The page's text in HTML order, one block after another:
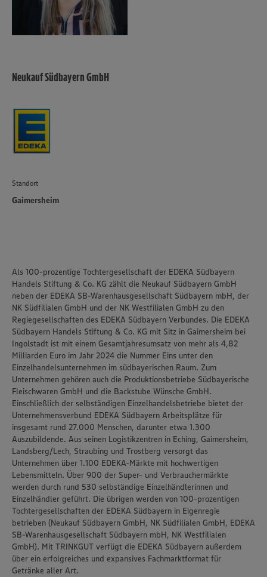
Neukauf Südbayern GmbH
Standort
Gaimersheim
Als 100-prozentige Tochtergesellschaft der EDEKA Südbayern
Handels Stiftung & Co. KG zählt die Neukauf Südbayern GmbH
neben der EDEKA SB-Warenhausgesellschaft Südbayern mbH, der
NK Südfilialen GmbH und der NK Westfilialen GmbH zu den
Regiegesellschaften des EDEKA Südbayern Verbundes. Die EDEKA
Südbayern Handels Stiftung & Co. KG mit Sitz in Gaimersheim bei
Ingolstadt ist mit einem Gesamtjahresumsatz von mehr als 4,82
Milliarden Euro im Jahr 2024 die Nummer Eins unter den
Einzelhandelsunternehmen im südbayerischen Raum. Zum
Unternehmen gehören auch die Produktionsbetriebe Südbayerische
Fleischwaren GmbH und die Backstube Wünsche GmbH.
Einschließlich der selbständigen Einzelhandelsbetriebe bietet der
Unternehmensverbund EDEKA Südbayern Arbeitsplätze für
insgesamt rund 27.000 Menschen, darunter etwa 1.300
Auszubildende. Aus seinen Logistikzentren in Eching, Gaimersheim,
Landsberg/Lech, Straubing und Trostberg versorgt das
Unternehmen über 1.100 EDEKA-Märkte mit hochwertigen
Lebensmitteln. Über 900 der Super- und Verbrauchermärkte
werden durch rund 530 selbständige Einzelhändlerinnen und
Einzelhändler geführt. Die übrigen werden von 100-prozentigen
Tochtergesellschaften der EDEKA Südbayern in Eigenregie
betrieben (Neukauf Südbayern GmbH, NK Südfilialen GmbH, EDEKA
SB-Warenhausgesellschaft Südbayern mbH, NK Westfilialen
GmbH). Mit TRINKGUT verfügt die EDEKA Südbayern außerdem
über ein erfolgreiches und expansives Fachmarktformat für
Getränke aller Art.